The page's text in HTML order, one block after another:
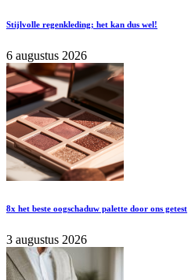
Stijlvolle regenkleding; het kan dus wel!
6 augustus 2026
8x het beste oogschaduw palette door ons getest
3 augustus 2026